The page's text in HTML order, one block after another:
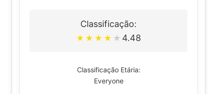
Classificação:
★ ★ ★ ★ ★ 4.48
Classificação Etária:
Everyone